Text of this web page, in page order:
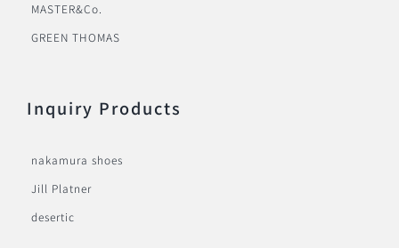
MASTER&Co.
GREEN THOMAS
Inquiry Products
nakamura shoes
Jill Platner
desertic